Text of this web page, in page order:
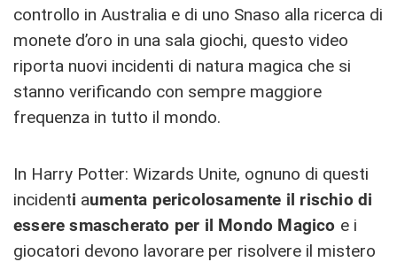
controllo in Australia e di uno Snaso alla ricerca di
monete d’oro in una sala giochi, questo video
riporta nuovi incidenti di natura magica che si
stanno verificando con sempre maggiore
frequenza in tutto il mondo.
In Harry Potter: Wizards Unite, ognuno di questi
incidenti aumenta pericolosamente il rischio di
essere smascherato per il Mondo Magico e i
giocatori devono lavorare per risolvere il mistero